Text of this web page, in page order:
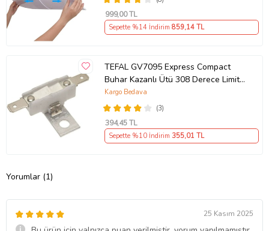
999,00 TL
Sepette %14 İndirim 859,14 TL
TEFAL GV7095 Express Compact
Buhar Kazanlı Ütü 308 Derece Limit
Termik Termostat Uyumlu
(3)
Kargo Bedava
394,45 TL
Sepette %10 İndirim 355,01 TL
Yorumlar (1)
25 Kasım 2025